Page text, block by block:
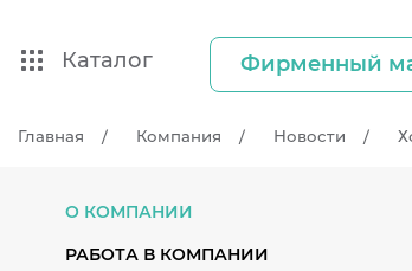
Каталог Фирменный
Главная Компания Новости
О КОМПАНИИ
РАБОТА В КОМПАНИИ